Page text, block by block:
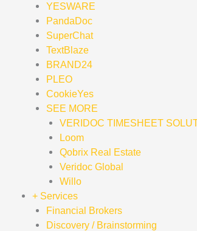
YESWARE
PandaDoc
SuperChat
TextBlaze
BRAND24
PLEO
CookieYes
SEE MORE
VERIDOC TIMESHEET
Loom
Qobrix Real Estate
Veridoc Global
Willo
+ Services
Financial Brokers
Discovery / Brainstorming